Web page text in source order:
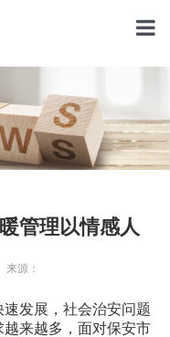
关
管理以情感人
来源：
发展，社会治安问题
来越多，面对保安市